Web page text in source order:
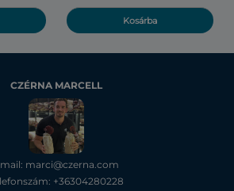
Kosárba
CZÉRNA MARCELL
marci@czerna.com
+36304280228